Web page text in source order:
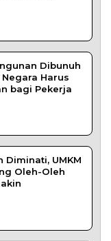
Dibunuh
Negara Harus
bagi Pekerja
Diminati, UMKM
Oleh-Oleh